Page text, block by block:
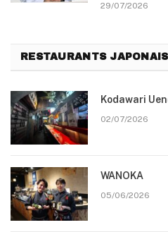
29/07/2026
RESTAURANTS JAPONAIS
Kodawari
02/07/2026
WANOKA
05/06/2026